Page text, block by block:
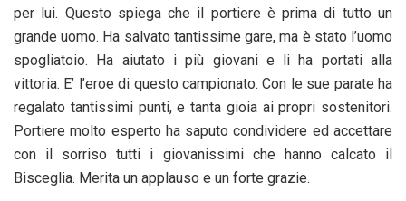
per lui. Questo spiega che il portiere è prima di tutto un
grande uomo. Ha salvato tantissime gare, ma è stato l’uomo
spogliatoio. Ha aiutato i più giovani e li ha portati alla
vittoria. E’ l’eroe di questo campionato. Con le sue parate ha
regalato tantissimi punti, e tanta gioia ai propri sostenitori.
Portiere molto esperto ha saputo condividere ed accettare
con il sorriso tutti i giovanissimi che hanno calcato il
Bisceglia. Merita un applauso e un forte grazie.